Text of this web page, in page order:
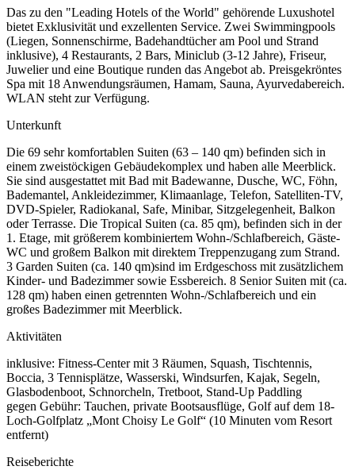
Das zu den "Leading Hotels of the World" gehörende Luxushotel
bietet Exklusivität und exzellenten Service. Zwei Swimmingpools
(Liegen, Sonnenschirme, Badehandtücher am Pool und Strand
inklusive), 4 Restaurants, 2 Bars, Miniclub (3-12 Jahre), Friseur,
Juwelier und eine Boutique runden das Angebot ab. Preisgekröntes
Spa mit 18 Anwendungsräumen, Hamam, Sauna, Ayurvedabereich.
WLAN steht zur Verfügung.
Unterkunft
Die 69 sehr komfortablen Suiten (63 – 140 qm) befinden sich in
einem zweistöckigen Gebäudekomplex und haben alle Meerblick.
Sie sind ausgestattet mit Bad mit Badewanne, Dusche, WC, Föhn,
Bademantel, Ankleidezimmer, Klimaanlage, Telefon, Satelliten-TV,
DVD-Spieler, Radiokanal, Safe, Minibar, Sitzgelegenheit, Balkon
oder Terrasse. Die Tropical Suiten (ca. 85 qm), befinden sich in der
1. Etage, mit größerem kombiniertem Wohn-/Schlafbereich, Gäste-
WC und großem Balkon mit direktem Treppenzugang zum Strand.
3 Garden Suiten (ca. 140 qm)sind im Erdgeschoss mit zusätzlichem
Kinder- und Badezimmer sowie Essbereich. 8 Senior Suiten mit (ca.
128 qm) haben einen getrennten Wohn-/Schlafbereich und ein
großes Badezimmer mit Meerblick.
Aktivitäten
inklusive: Fitness-Center mit 3 Räumen, Squash, Tischtennis,
Boccia, 3 Tennisplätze, Wasserski, Windsurfen, Kajak, Segeln,
Glasbodenboot, Schnorcheln, Tretboot, Stand-Up Paddling
gegen Gebühr: Tauchen, private Bootsausflüge, Golf auf dem 18-
Loch-Golfplatz „Mont Choisy Le Golf“ (10 Minuten vom Resort
entfernt)
Reiseberichte